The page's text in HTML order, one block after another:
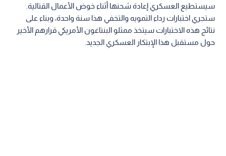
سيستطيع العسكري إعادة شحنها أثناء خوض الأعمال القتالية.
ستجري اختبارات رداء التمويه والتخفي هذا سنة واحدة، وبناء على
نتائج هذه الاختبارات سيتخذ ممثلو البنتاغون الأمريكي قرارهم الأخير
حول مستقبل هذا الإبتكار العسكري الجديد.